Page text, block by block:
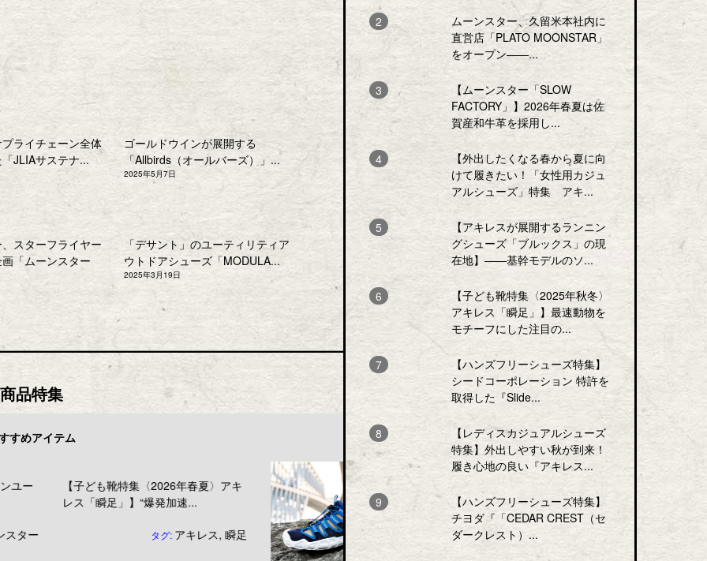
ライチェーン全体
JLIAサステナ...
ゴールドウインが展開する
「Allbirds（オールバーズ）」...
2025年5月7日
スターフライヤー
「ムーンスター
「デサント」のユーティリティア
ウトドアシューズ「MODULA...
2025年3月19日
商品特集
すめアイテム
集〈2026年春夏〉アキ
“爆発加速...
タグ:
「ルコックスポルティフ」
ススニーカーが女性の日常
デサントジャパン
ムーンスター、久留米本社内に
直営店「PLATO MOONSTAR」
をオープン――...
【ムーンスター「SLOW
FACTORY」】2026年春夏は佐
賀産和牛革を採用し...
【外出したくなる春から夏に向
けて履きたい！「女性用カジュ
アルシューズ」特集 アキ...
【アキレスが展開するランニン
グシューズ「ブルックス」の現
在地】――基幹モデルのソ...
【子ども靴特集〈2025年秋冬〉
アキレス「瞬足」】最速動物を
モチーフにした注目の...
【ハンズフリーシューズ特集】
シードコーポレーション 特許を
取得した『Slide...
【レディスカジュアルシューズ
特集】外出しやすい秋が到来！
履き心地の良い『アキレス...
【ハンズフリーシューズ特集】
チヨダ『「CEDAR CREST（セ
ダークレスト）...